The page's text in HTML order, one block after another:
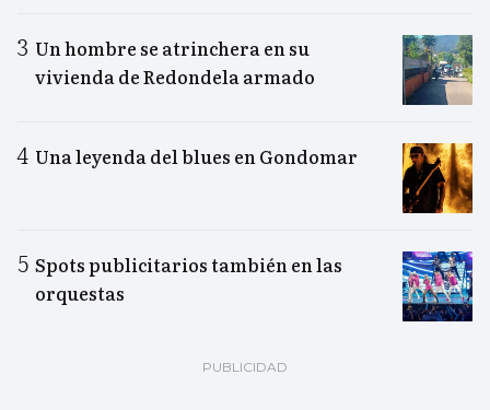
Un hombre se atrinchera en su
vivienda de Redondela armado
Una leyenda del blues en Gondomar
Spots publicitarios también en las
orquestas